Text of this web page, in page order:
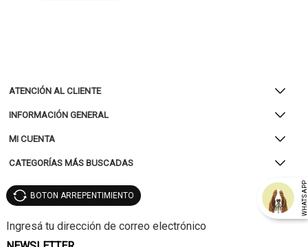
ATENCIÓN AL CLIENTE
INFORMACIÓN GENERAL
MI CUENTA
CATEGORÍAS MÁS BUSCADAS
WHATSAPP
BOTON ARREPENTIMIENTO